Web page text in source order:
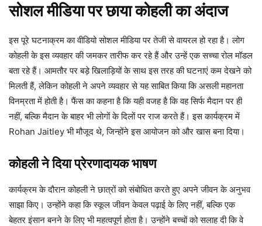
सोशल मीडिया पर छाया कोहली का अंदाज
इस पूरे घटनाक्रम का वीडियो सोशल मीडिया पर तेजी से वायरल हो रहा है। लोग
कोहली के इस व्यवहार की जमकर तारीफ कर रहे हैं और उन्हें एक सच्चा रोल मॉडल
बता रहे हैं। आमतौर पर बड़े खिलाड़ियों के साथ इस तरह की घटनाएं कम देखने को
मिलती हैं, लेकिन कोहली ने अपने व्यवहार से यह साबित किया कि असली महानता
विनम्रता में होती है। फैंस का कहना है कि यही वजह है कि वह सिर्फ मैदान पर ही
नहीं, बल्कि मैदान के बाहर भी लोगों के दिलों पर राज करते हैं। इस कार्यक्रम में
Rohan Jaitley भी मौजूद थे, जिन्होंने इस आयोजन को और खास बना दिया।
कोहली ने दिया प्रेरणादायक भाषण
कार्यक्रम के दौरान कोहली ने छात्रों को संबोधित करते हुए अपने जीवन के अनुभव
साझा किए। उन्होंने कहा कि स्कूल जीवन केवल पढ़ाई के लिए नहीं, बल्कि एक
बेहतर इंसान बनने के लिए भी महत्वपूर्ण होता है। उन्होंने बच्चों को सलाह दी कि वे